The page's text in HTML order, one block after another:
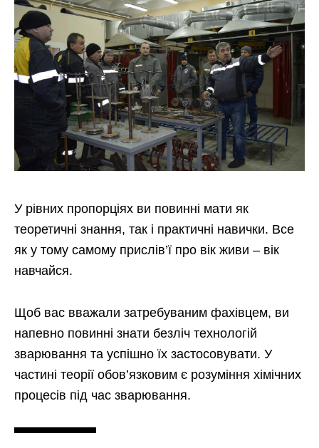
У рівних пропорціях ви повинні мати як
теоретичні знання, так і практичні навички. Все
як у тому самому прислів’ї про вік живи – вік
навчайся.
Щоб вас вважали затребуваним фахівцем, ви
напевно повинні знати безліч технологій
зварювання та успішно їх застосовувати. У
частині теорії обов’язковим є розуміння хімічних
процесів під час зварювання.